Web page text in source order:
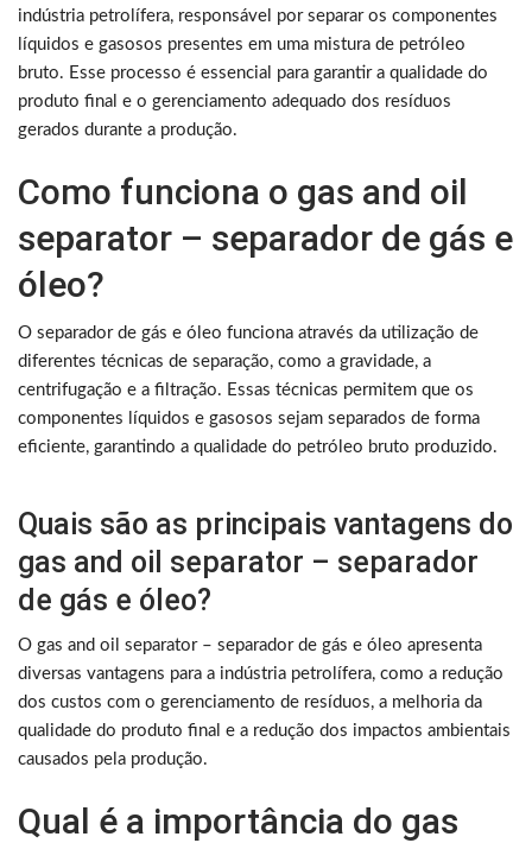
indústria petrolífera, responsável por separar os componentes
líquidos e gasosos presentes em uma mistura de petróleo
bruto. Esse processo é essencial para garantir a qualidade do
produto final e o gerenciamento adequado dos resíduos
gerados durante a produção.
Como funciona o gas and oil
separator – separador de gás e
óleo?
O separador de gás e óleo funciona através da utilização de
diferentes técnicas de separação, como a gravidade, a
centrifugação e a filtração. Essas técnicas permitem que os
componentes líquidos e gasosos sejam separados de forma
eficiente, garantindo a qualidade do petróleo bruto produzido.
Quais são as principais vantagens do
gas and oil separator – separador
de gás e óleo?
O gas and oil separator – separador de gás e óleo apresenta
diversas vantagens para a indústria petrolífera, como a redução
dos custos com o gerenciamento de resíduos, a melhoria da
qualidade do produto final e a redução dos impactos ambientais
causados pela produção.
Qual é a importância do gas